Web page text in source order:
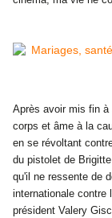
Après avoir mis fin à
corps et âme à la
en se révoltant
du pistolet de
qu'il ne ressente de
internationale contre
président Valery